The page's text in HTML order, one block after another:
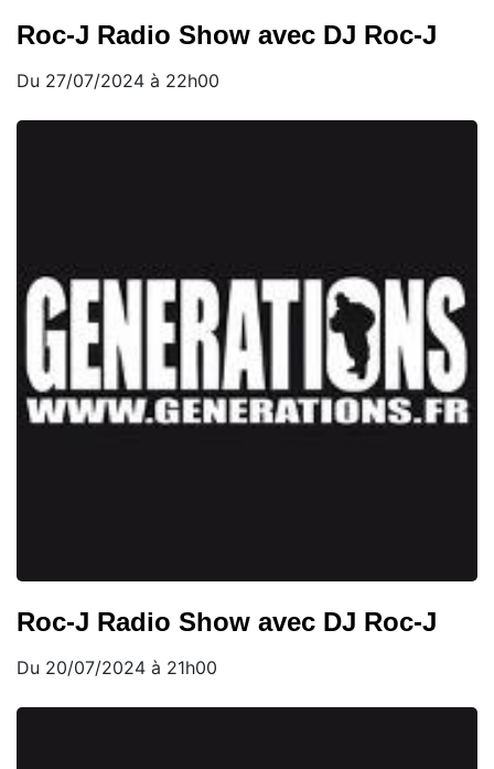
Roc-J Radio Show avec DJ Roc-J
Du 27/07/2024 à 22h00
Roc-J Radio Show avec DJ Roc-J
Du 20/07/2024 à 21h00